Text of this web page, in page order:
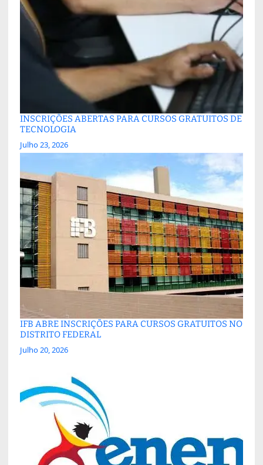
INSCRIÇÕES ABERTAS PARA CURSOS GRATUITOS DE
TECNOLOGIA
Julho 23, 2026
IFB ABRE INSCRIÇÕES PARA CURSOS GRATUITOS NO
DISTRITO FEDERAL
Julho 20, 2026